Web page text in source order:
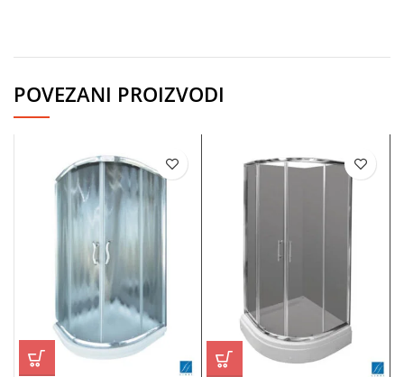
POVEZANI PROIZVODI